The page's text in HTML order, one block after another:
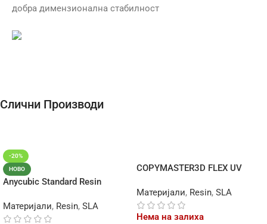
добра димензионална стабилност
Слични Производи
-20%
НОВО
Anycubic Standard Resin
Материјали, Resin, SLA
COPYMASTER3D FLEX UV
Материјали, Resin, SLA
Нема на залиха